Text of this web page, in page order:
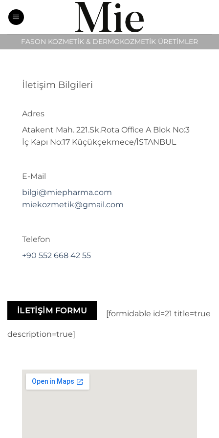
atla
FASON KOZMETİK & DERMOKOZMETİK ÜRETİMLER
İletişim Bilgileri
Adres
Atakent Mah. 221.Sk.Rota Office A Blok No:3
İç Kapı No:17 Küçükçekmece/İSTANBUL
E-Mail
bilgi@miepharma.com
miekozmetik@gmail.com
Telefon
+90 552 668 42 55
İLETIŞIM FORMU [formidable id=21 title=true
description=true]